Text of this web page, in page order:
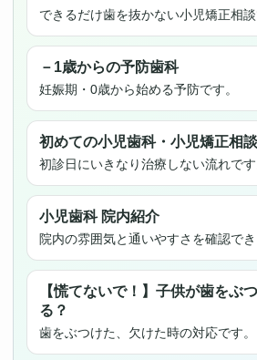
できるだけ歯を抜かない小児矯正相談
－1歳からの予防歯科
妊娠期・0歳から始める予防です。
初めての小児歯科・小児矯正相
初診日にいきなり治療しない流れです
小児歯科 院内紹介
院内の雰囲気と通いやすさを確認でき
【慌てないで！】子供が歯をぶ
る？
歯をぶつけた、欠けた時の対応です。